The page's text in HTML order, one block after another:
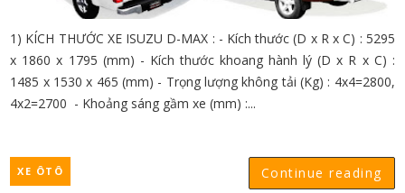
1) KÍCH THƯỚC XE ISUZU D-MAX : - Kích thước (D x R x C) : 5295
x 1860 x 1795 (mm) - Kích thước khoang hành lý (D x R x C) :
1485 x 1530 x 465 (mm) - Trọng lượng không tải (Kg) : 4x4=2800,
4x2=2700 - Khoảng sáng gầm xe (mm) :...
Continue reading
XE ÔTÔ